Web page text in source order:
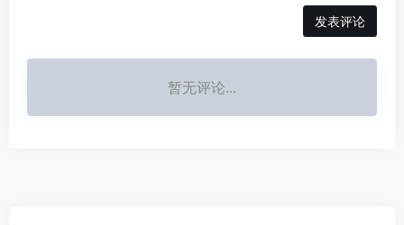
发表评论
暂无评论...